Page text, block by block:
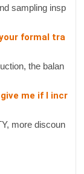
sampling insp
formal tra
the balan
me if I incr
more discoun